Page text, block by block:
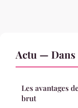
Actu —
Les avantages
brut